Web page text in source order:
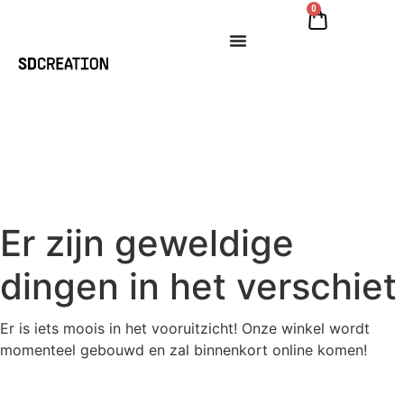
0
Er zijn geweldige
dingen in het verschiet
Er is iets moois in het vooruitzicht! Onze winkel wordt
momenteel gebouwd en zal binnenkort online komen!